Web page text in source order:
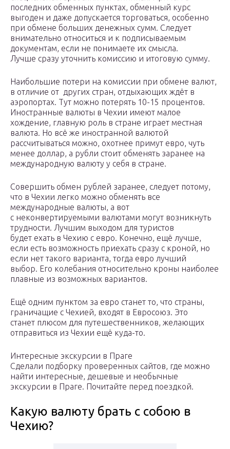
последних обменных пунктах, обменный курс
выгоден и даже допускается торговаться, особенно
при обмене больших денежных сумм. Следует
внимательно относиться и к подписываемым
документам, если не понимаете их смысла.
Лучше сразу уточнить комиссию и итоговую сумму.
Наибольшие потери на комиссии при обмене валют,
в отличие от других стран, отдыхающих ждёт в
аэропортах. Тут можно потерять 10-15 процентов.
Иностранные валюты в Чехии имеют малое
хождение, главную роль в стране играет местная
валюта. Но всё же иностранной валютой
рассчитываться можно, охотнее примут евро, чуть
менее доллар, а рубли стоит обменять заранее на
международную валюту у себя в стране.
Совершить обмен рублей заранее, следует потому,
что в Чехии легко можно обменять все
международные валюты, а вот
с неконвертируемыми валютами могут возникнуть
трудности. Лучшим выходом для туристов
будет ехать в Чехию с евро. Конечно, ещё лучше,
если есть возможность приехать сразу с кроной, но
если нет такого варианта, тогда евро лучший
выбор. Его колебания относительно кроны наиболее
плавные из возможных вариантов.
Ещё одним пунктом за евро станет то, что страны,
граничащие с Чехией, входят в Евросоюз. Это
станет плюсом для путешественников, желающих
отправиться из Чехии ещё куда-то.
Интересные экскурсии в Праге
Сделали подборку проверенных сайтов, где можно
найти интересные, дешевые и необычные
экскурсии в Праге. Почитайте перед поездкой.
Какую валюту брать с собою в
Чехию?